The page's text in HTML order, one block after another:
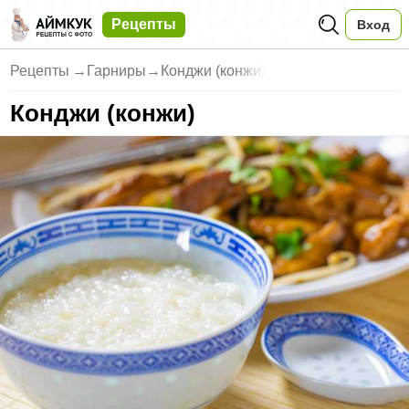
Рецепты Вход
Рецепты → Гарниры → Конджи (конжи)
Конджи (конжи)